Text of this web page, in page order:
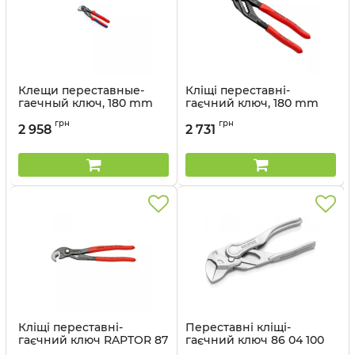
Клещи переставные-
гаечный ключ, 180 mm
2 958 грн
Кліщі переставні-
гаєчний ключ, 180 mm
2 731 грн
Кліщі переставні-
гаєчний ключ RAPTOR 87
Переставні кліщі-
гаєчний ключ 86 04 100